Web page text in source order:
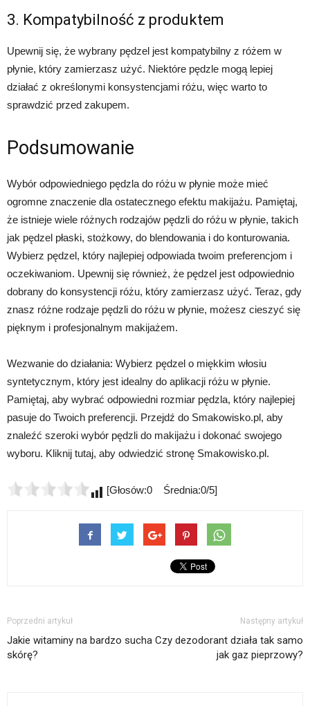
3. Kompatybilność z produktem
Upewnij się, że wybrany pędzel jest kompatybilny z różem w
płynie, który zamierzasz użyć. Niektóre pędzle mogą lepiej
działać z określonymi konsystencjami różu, więc warto to
sprawdzić przed zakupem.
Podsumowanie
Wybór odpowiedniego pędzla do różu w płynie może mieć
ogromne znaczenie dla ostatecznego efektu makijażu. Pamiętaj,
że istnieje wiele różnych rodzajów pędzli do różu w płynie, takich
jak pędzel płaski, stożkowy, do blendowania i do konturowania.
Wybierz pędzel, który najlepiej odpowiada twoim preferencjom i
oczekiwaniom. Upewnij się również, że pędzel jest odpowiednio
dobrany do konsystencji różu, który zamierzasz użyć. Teraz, gdy
znasz różne rodzaje pędzli do różu w płynie, możesz cieszyć się
pięknym i profesjonalnym makijażem.
Wezwanie do działania: Wybierz pędzel o miękkim włosiu
syntetycznym, który jest idealny do aplikacji różu w płynie.
Pamiętaj, aby wybrać odpowiedni rozmiar pędzla, który najlepiej
pasuje do Twoich preferencji. Przejdź do Smakowisko.pl, aby
znaleźć szeroki wybór pędzli do makijażu i dokonać swojego
wyboru. Kliknij tutaj, aby odwiedzić stronę Smakowisko.pl.
[Głosów:0 Średnia:0/5]
Poprzedni artykuł
Jakie witaminy na bardzo sucha
skórę?
Następny artykuł
Czy dezodorant działa tak samo
jak gaz pieprzowy?